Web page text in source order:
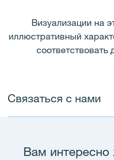
Визуализации на
иллюстративный
соответствовать
Связаться с нами
Вам интересно